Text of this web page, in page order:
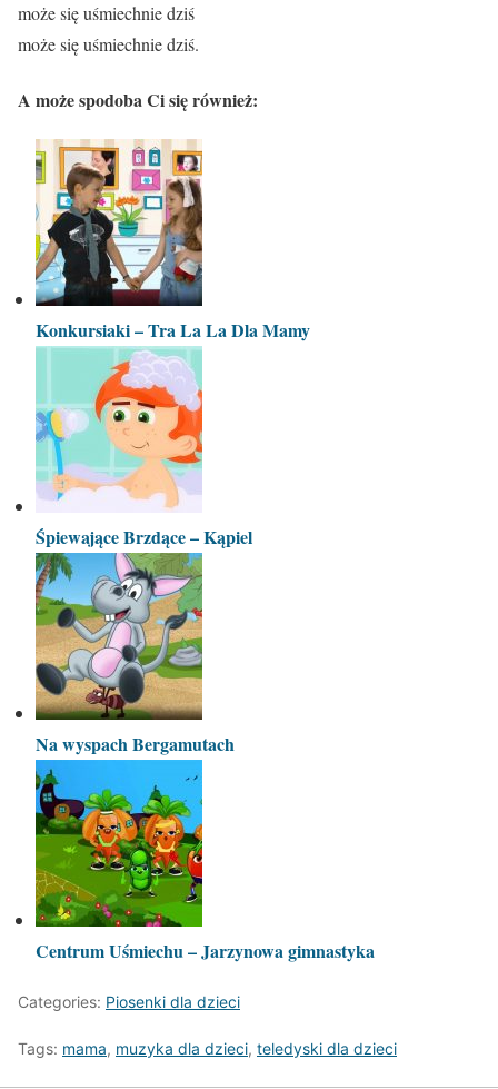
może się uśmiechnie dziś
może się uśmiechnie dziś.
A może spodoba Ci się również:
Konkursiaki – Tra La La Dla Mamy
Śpiewające Brzdące – Kąpiel
Na wyspach Bergamutach
Centrum Uśmiechu – Jarzynowa gimnastyka
Categories: Piosenki dla dzieci
Tags: mama, muzyka dla dzieci, teledyski dla dzieci